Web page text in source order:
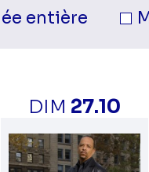
du moment de
entière
DIM 27.10